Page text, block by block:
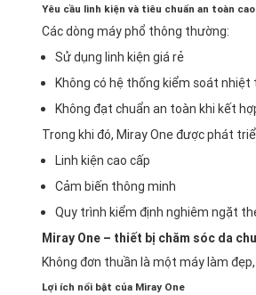
Yêu cầu linh kiện và tiêu chuẩn an toàn cao
Các dòng máy phổ thông thường:
Sử dụng linh kiện giá rẻ
Không có hệ thống kiểm soát nhiệt
Không đạt chuẩn an toàn khi kết
Trong khi đó, Miray One được phát
Linh kiện cao cấp
Cảm biến thông minh
Quy trình kiểm định nghiêm ngặt
Miray One – thiết bị chăm sóc da
Không đơn thuần là một máy làm
Lợi ích nổi bật của Miray One